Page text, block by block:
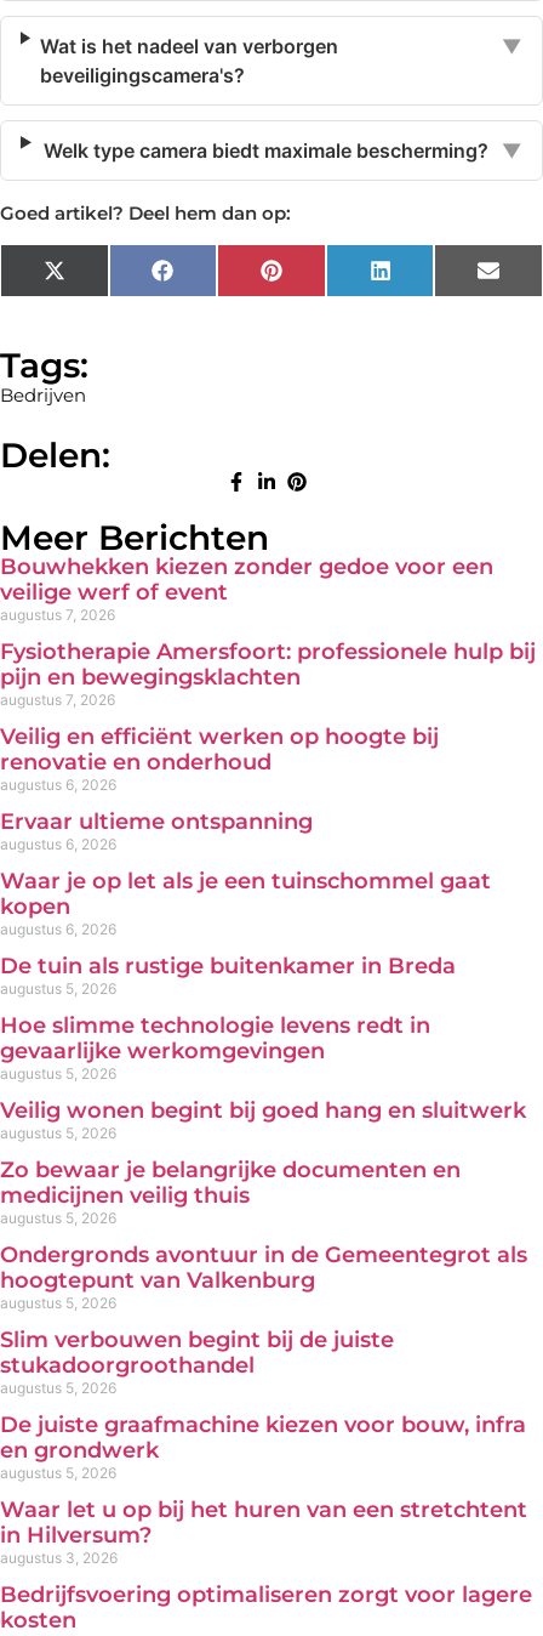
Wat is het nadeel van verborgen
beveiligingscamera's?
▼
Welk type camera biedt maximale bescherming? ▼
Goed artikel? Deel hem dan op:
X
(Twitter)
Facebook Pinterest LinkedIn
Tags:
Bedrijven
Delen:
Meer Berichten
Bouwhekken kiezen zonder gedoe voor een
veilige werf of event
augustus 7, 2026
Fysiotherapie Amersfoort: professionele hulp bij
pijn en bewegingsklachten
augustus 7, 2026
Veilig en efficiënt werken op hoogte bij
renovatie en onderhoud
augustus 6, 2026
Ervaar ultieme ontspanning
augustus 6, 2026
Waar je op let als je een tuinschommel gaat
kopen
augustus 6, 2026
De tuin als rustige buitenkamer in Breda
augustus 5, 2026
Hoe slimme technologie levens redt in
gevaarlijke werkomgevingen
augustus 5, 2026
Veilig wonen begint bij goed hang en sluitwerk
augustus 5, 2026
Zo bewaar je belangrijke documenten en
medicijnen veilig thuis
augustus 5, 2026
Ondergronds avontuur in de Gemeentegrot als
hoogtepunt van Valkenburg
augustus 5, 2026
Slim verbouwen begint bij de juiste
stukadoorgroothandel
augustus 5, 2026
De juiste graafmachine kiezen voor bouw, infra
en grondwerk
augustus 5, 2026
Waar let u op bij het huren van een stretchtent
in Hilversum?
augustus 3, 2026
Bedrijfsvoering optimaliseren zorgt voor lagere
kosten